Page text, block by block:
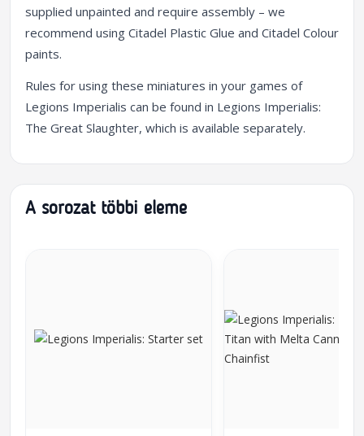
supplied unpainted and require assembly – we
recommend using Citadel Plastic Glue and Citadel Colour
paints.
Rules for using these miniatures in your games of
Legions Imperialis can be found in Legions Imperialis:
The Great Slaughter, which is available separately.
A sorozat többi eleme